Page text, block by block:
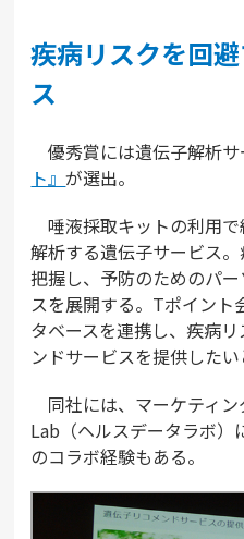
疾病リスクを回
ス
優秀賞には遺伝子解析サ
ト』が選出。
唾液採取キットの利用
解析する遺伝子サービス
把握し、予防のためのパ
スを展開する。Tポイント
タベースを連携し、疾病
ンドサービスを提供したい
同社には、マーケティ
Lab（ヘルスデータラボ）
のコラボ経験もある。